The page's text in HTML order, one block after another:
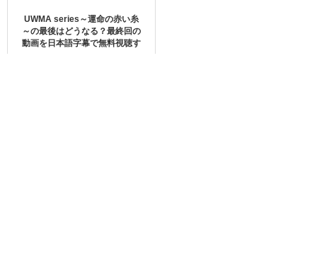
U-NEXTで視聴できるTXTの最新作品
UWMA series～運命の赤い糸
～の最後はどうなる？最終回の
動画を日本語字幕で無料視聴す